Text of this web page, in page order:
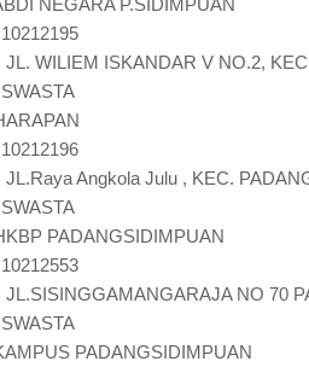
JL. WILIEM ISKANDAR V NO.2,
JL.Raya Angkola Julu , KEC.
PADANGSIDIMPUAN
JL.SISINGGAMANGARAJA NO 70
PADANGSIDIMPUAN